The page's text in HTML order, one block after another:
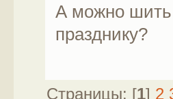
А можно шить
празднику?
Страницы: [1] 2